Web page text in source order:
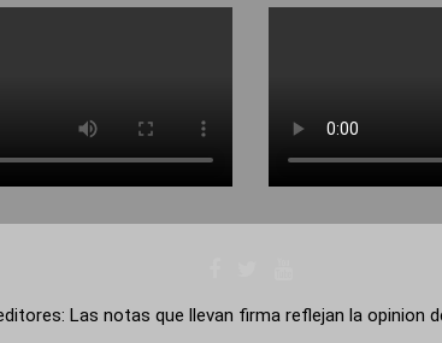
Las notas que llevan firma reflejan la opinion